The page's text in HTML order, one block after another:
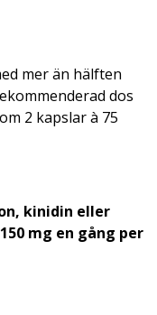
mer än hälften
dos
2 kapslar à 75
kinidin eller
150 mg en gång per